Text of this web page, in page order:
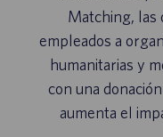
Matching, las
empleados a
humanitarias y
con una
aumenta el